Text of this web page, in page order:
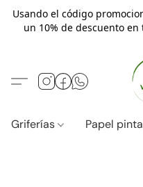
Usando el código
un 10% de descuento
Griferías Papel